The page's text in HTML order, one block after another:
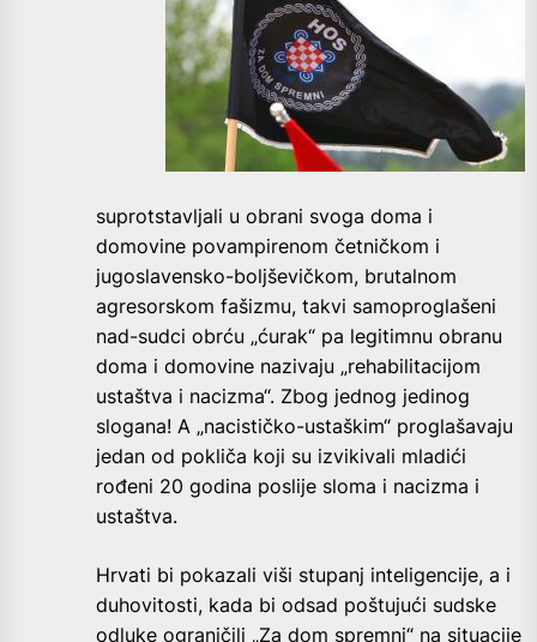
suprotstavljali u obrani svoga doma i
domovine povampirenom četničkom i
jugoslavensko-boljševičkom, brutalnom
agresorskom fašizmu, takvi samoproglašeni
nad-sudci obrću „ćurak“ pa legitimnu obranu
doma i domovine nazivaju „rehabilitacijom
ustaštva i nacizma“. Zbog jednog jedinog
slogana! A „nacističko-ustaškim“ proglašavaju
jedan od pokliča koji su izvikivali mladići
rođeni 20 godina poslije sloma i nacizma i
ustaštva.
Hrvati bi pokazali viši stupanj inteligencije, a i
duhovitosti, kada bi odsad poštujući sudske
odluke ograničili „Za dom spremni“ na situacije